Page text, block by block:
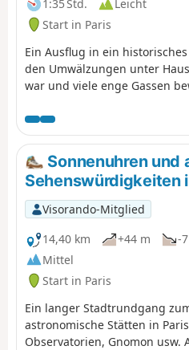
1:35 Std.
Leicht
Start in Paris
Ein Ausflug in ein
den Umwälzungen unter
war und viele enge Gassen
erbauten Stadtpalais geprägt
Route schlängelt sich durch
ermöglicht es Ihnen, ein
entdecken, darunter
Temple, das Hôtel du Grand
Nationalarchive, die Place des
Sully.
Sonnenuhren und
Sehenswürdigkeiten
Visorando-Mitglied
14,40 km
+44 m -
Mittel
Start in Paris
Ein langer Stadtrundgang
astronomische Stätten in
Observatorien, Gnomon usw.